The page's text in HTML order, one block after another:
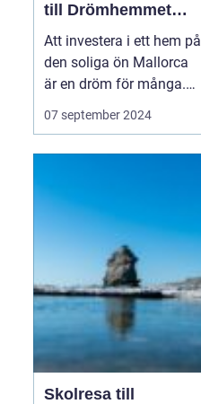
till Drömhemmet
under Solen
Att investera i ett hem på
den soliga ön Mallorca
är en dröm för många.
Tack vare ön paradislika
stränder, härliga klimat
hela världen till d...
07 september 2024
Skolresa till